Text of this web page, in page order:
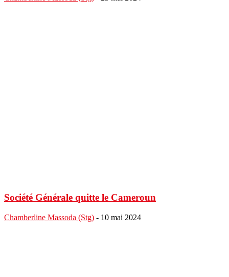
Société Générale quitte le Cameroun
Chamberline Massoda (Stg) - 10 mai 2024